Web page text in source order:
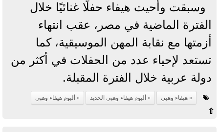
وسبقت وأحيت هيفاء حفلًا غنائيًا خلال
الفترة الماضية في مصر، عقب انتهاء
أزمتها مع نقابة المهن الموسيقية، كما
تستعد لإحياء عدد من الحفلات في أكثر من
دولة عربية خلال الفترة المقبلة.
هيفاء وهبي ألبوم هيفاء وهبي الجديد ألبوم هيفاء وهبي
⇧